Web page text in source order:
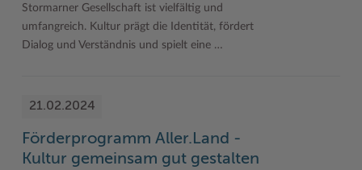
Stormarner Gesellschaft ist vielfältig und
umfangreich. Kultur prägt die Identität, fördert
Dialog und Verständnis und spielt eine …
21.02.2024
Förderprogramm Aller.Land -
Kultur gemeinsam gut gestalten